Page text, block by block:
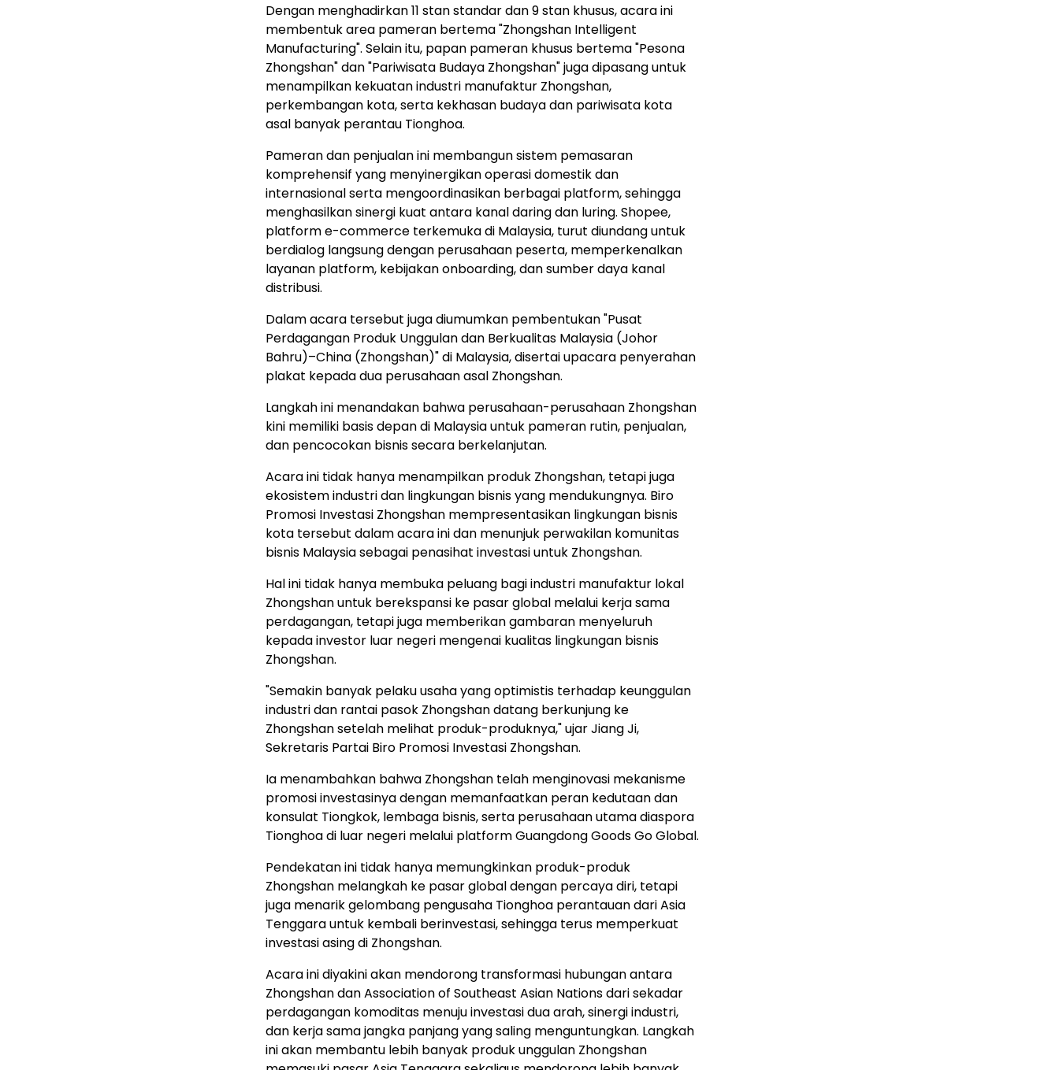
Dengan menghadirkan 11 stan standar dan 9 stan khusus, acara ini
membentuk area pameran bertema "Zhongshan Intelligent
Manufacturing". Selain itu, papan pameran khusus bertema "Pesona
Zhongshan" dan "Pariwisata Budaya Zhongshan" juga dipasang untuk
menampilkan kekuatan industri manufaktur Zhongshan,
perkembangan kota, serta kekhasan budaya dan pariwisata kota
asal banyak perantau Tionghoa.
Pameran dan penjualan ini membangun sistem pemasaran
komprehensif yang menyinergikan operasi domestik dan
internasional serta mengoordinasikan berbagai platform, sehingga
menghasilkan sinergi kuat antara kanal daring dan luring. Shopee,
platform e-commerce terkemuka di Malaysia, turut diundang untuk
berdialog langsung dengan perusahaan peserta, memperkenalkan
layanan platform, kebijakan onboarding, dan sumber daya kanal
distribusi.
Dalam acara tersebut juga diumumkan pembentukan "Pusat
Perdagangan Produk Unggulan dan Berkualitas Malaysia (Johor
Bahru)–China (Zhongshan)" di Malaysia, disertai upacara penyerahan
plakat kepada dua perusahaan asal Zhongshan.
Langkah ini menandakan bahwa perusahaan-perusahaan Zhongshan
kini memiliki basis depan di Malaysia untuk pameran rutin, penjualan,
dan pencocokan bisnis secara berkelanjutan.
Acara ini tidak hanya menampilkan produk Zhongshan, tetapi juga
ekosistem industri dan lingkungan bisnis yang mendukungnya. Biro
Promosi Investasi Zhongshan mempresentasikan lingkungan bisnis
kota tersebut dalam acara ini dan menunjuk perwakilan komunitas
bisnis Malaysia sebagai penasihat investasi untuk Zhongshan.
Hal ini tidak hanya membuka peluang bagi industri manufaktur lokal
Zhongshan untuk berekspansi ke pasar global melalui kerja sama
perdagangan, tetapi juga memberikan gambaran menyeluruh
kepada investor luar negeri mengenai kualitas lingkungan bisnis
Zhongshan.
"Semakin banyak pelaku usaha yang optimistis terhadap keunggulan
industri dan rantai pasok Zhongshan datang berkunjung ke
Zhongshan setelah melihat produk-produknya," ujar Jiang Ji,
Sekretaris Partai Biro Promosi Investasi Zhongshan.
Ia menambahkan bahwa Zhongshan telah menginovasi mekanisme
promosi investasinya dengan memanfaatkan peran kedutaan dan
konsulat Tiongkok, lembaga bisnis, serta perusahaan utama diaspora
Tionghoa di luar negeri melalui platform Guangdong Goods Go Global.
Pendekatan ini tidak hanya memungkinkan produk-produk
Zhongshan melangkah ke pasar global dengan percaya diri, tetapi
juga menarik gelombang pengusaha Tionghoa perantauan dari Asia
Tenggara untuk kembali berinvestasi, sehingga terus memperkuat
investasi asing di Zhongshan.
Acara ini diyakini akan mendorong transformasi hubungan antara
Zhongshan dan Association of Southeast Asian Nations dari sekadar
perdagangan komoditas menuju investasi dua arah, sinergi industri,
dan kerja sama jangka panjang yang saling menguntungkan. Langkah
ini akan membantu lebih banyak produk unggulan Zhongshan